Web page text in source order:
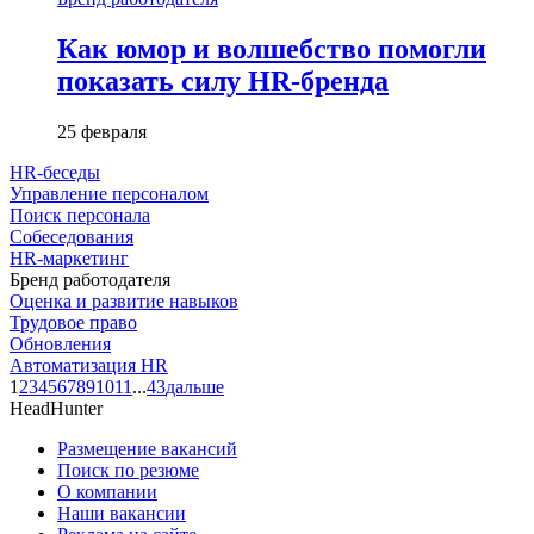
Как юмор и волшебство помогли
показать силу HR-бренда
25 февраля
HR-беседы
Управление персоналом
Поиск персонала
Собеседования
HR-маркетинг
Бренд работодателя
Оценка и развитие навыков
Трудовое право
Обновления
Автоматизация HR
1 234567891011 ...43дальше
HeadHunter
Размещение вакансий
Поиск по резюме
О компании
Наши вакансии